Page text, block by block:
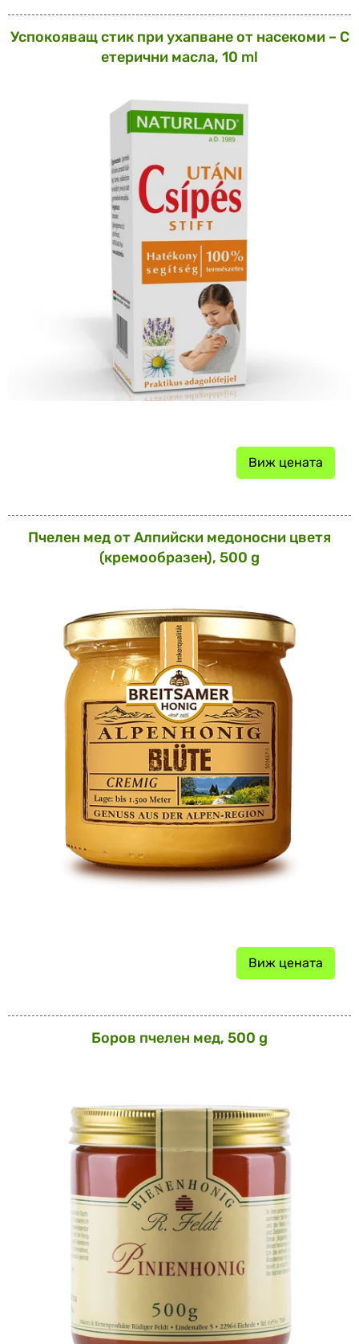
Успокояващ стик при ухапване от насекоми – С
етерични масла, 10 ml
Виж цената
Пчелен мед от Алпийски медоносни цветя
(кремообразен), 500 g
Виж цената
Боров пчелен мед, 500 g